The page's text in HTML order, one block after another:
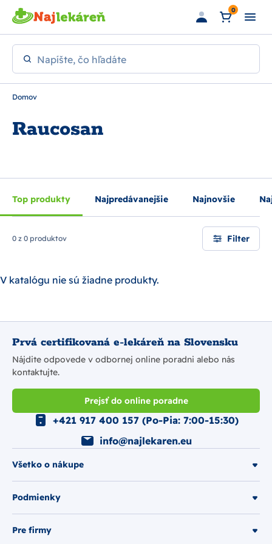
Preskočiť na hlavný obsah 0
Napíšte, čo hľadáte
Domov
Raucosan
Top produkty Najpredávanejšie Najnovšie
0 z 0 produktov Filter
V katalógu nie sú žiadne produkty.
Prvá certifikovaná e-lekáreň na Slovensku
Nájdite odpovede v odbornej online poradni alebo nás
kontaktujte.
Prejsť do online poradne
Všetko o nákupe
Podmienky
Pre firmy
+421 917 400 157 (Po-Pia: 7:00-15:30)
info@najlekaren.eu